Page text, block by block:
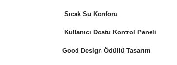
Sıcak Su Konforu
Kullanıcı Dostu Kontrol Paneli
Good Design Ödüllü Tasarım